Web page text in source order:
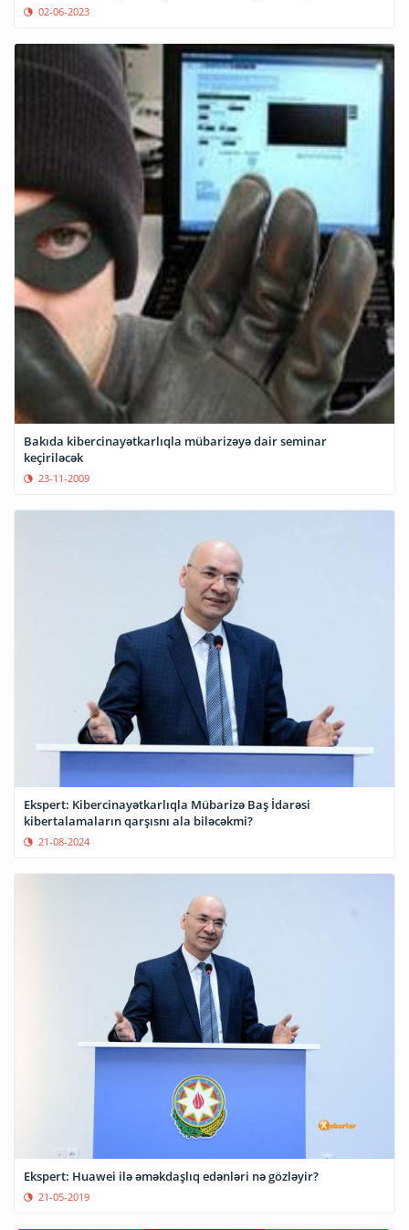
02-06-2023
Bakıda kibercinayətkarlıqla mübarizəyə dair seminar
keçiriləcək
23-11-2009
Ekspert: Kibercinayətkarlıqla Mübarizə Baş İdarəsi
kibertalamaların qarşısnı ala biləcəkmi?
21-08-2024
Ekspert: Huawei ilə əməkdaşlıq edənləri nə gözləyir?
21-05-2019